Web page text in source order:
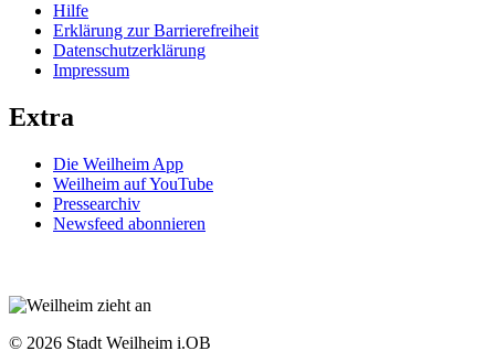
Hilfe
Erklärung zur Barrierefreiheit
Datenschutzerklärung
Impressum
Extra
Die Weilheim App
Weilheim auf YouTube
Pressearchiv
Newsfeed abonnieren
© 2026 Stadt Weilheim i.OB